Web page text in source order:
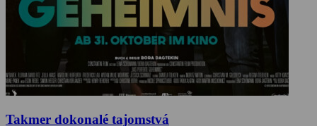
Takmer dokonalé tajomstvá